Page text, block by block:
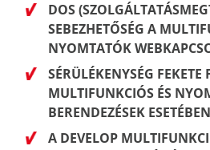
DOS
SEBEZHETŐSÉG A
NYOMTATÓK
SÉRÜLÉKENYSÉG FEKETE
MULTIFUNKCIÓS ÉS
BERENDEZÉSEK ESETÉBEN
A DEVELOP